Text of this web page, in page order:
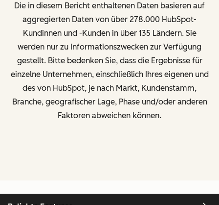
Die in diesem Bericht enthaltenen Daten basieren auf
aggregierten Daten von über 278.000 HubSpot-
Kundinnen und -Kunden in über 135 Ländern.Sie
werden nur zu Informationszwecken zur Verfügung
gestellt. Bitte bedenken Sie, dass die Ergebnisse für
einzelne Unternehmen, einschließlich Ihres eigenen und
des von HubSpot, je nach Markt, Kundenstamm,
Branche, geografischer Lage, Phase und/oder anderen
Faktoren abweichen können.